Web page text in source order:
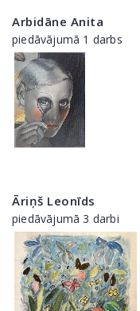
Arbidāne Anita
piedāvājumā 1 darbs
Āriņš Leonīds
piedāvājumā 3 darbi